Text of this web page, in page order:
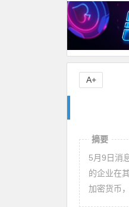
A+
摘要
5月9日消
的企业在
加密货币